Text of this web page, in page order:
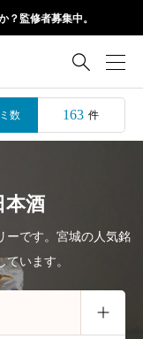
？監修者募集中。

数 163 件
本酒
ーです。宮城の人気銘
います。